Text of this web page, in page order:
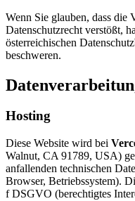
Wenn Sie glauben, dass die
Datenschutzrecht verstößt,
österreichischen
beschweren.
Hosting
Diese Website wird bei
Walnut, CA 91789, USA)
anfallenden technischen
Browser, Betriebssystem).
f DSGVO (berechtigtes